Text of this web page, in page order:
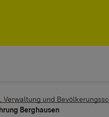
Verwaltung und
Berghausen